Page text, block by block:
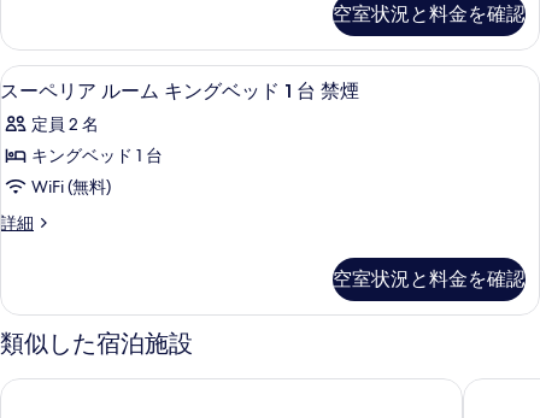
て
の
写
真
を
表
示
single
beds
の
細
空室状況と料金を確認
ス
ー
ペ
リ
ア
ル
ム
キ
ン
グ
セーフティボックス (室内)、デスク
8
スーペリア ルーム キングベッド 1 台 禁煙
定員 2 名
キングベッド 1 台
WiFi (無料)
詳細
ス
ア
ル
ー
キ
空室状況と料金を確認
類似した宿泊施設
ハンプトン バイ ヒルトン ブルネマウス ボーン